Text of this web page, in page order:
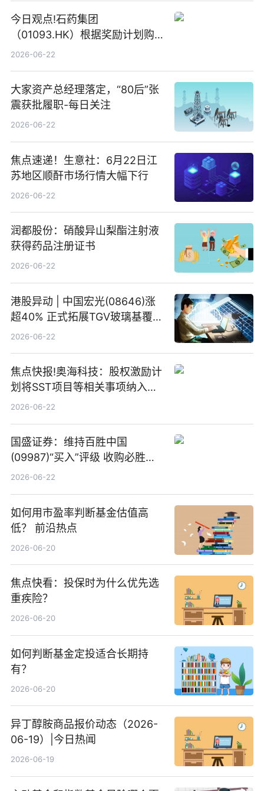
今日观点!石药集团
（01093.HK）根据奖励计划购
回580万股
2026-06-22
大家资产总经理落定，“80后”张
震获批履职-每日关注
2026-06-22
焦点速递！生意社：6月22日江
苏地区顺酐市场行情大幅下行
2026-06-22
润都股份：硝酸异山梨酯注射液
获得药品注册证书
2026-06-22
港股异动 | 中国宏光(08646)涨
超40% 正式拓展TGV玻璃基覆铜
板新材料业务
2026-06-22
焦点快报!奥海科技：股权激励计
划将SST项目等相关事项纳入专
项业务发展考核指标
2026-06-22
国盛证券：维持百胜中国
(09987)“买入”评级 收购必胜客
中国增厚利润加速成长 信息
2026-06-22
如何用市盈率判断基金估值高
低？ 前沿热点
2026-06-20
焦点快看：投保时为什么优先选
重疾险？
2026-06-20
如何判断基金定投适合长期持
有？
2026-06-20
异丁醇胺商品报价动态（2026-
06-19）|今日热闻
2026-06-19